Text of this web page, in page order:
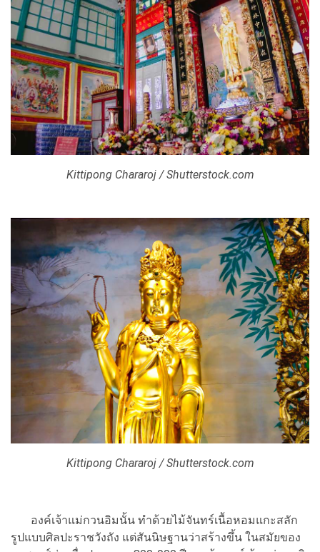
Kittipong Chararoj / Shutterstock.com
Kittipong Chararoj / Shutterstock.com
องค์เจ้าแม่กวนอิมนั้น ทำด้วยไม้จันทร์เนื้อหอมแกะสลัก
รูปแบบศิลปะราชวังถัง แต่สันนิษฐานว่าสร้างขึ้น ในสมัยของ